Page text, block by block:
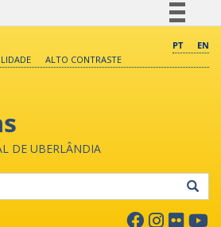
Comunica BR
PT
EN
ALTO CONTRASTE
DE UBERLÂNDIA